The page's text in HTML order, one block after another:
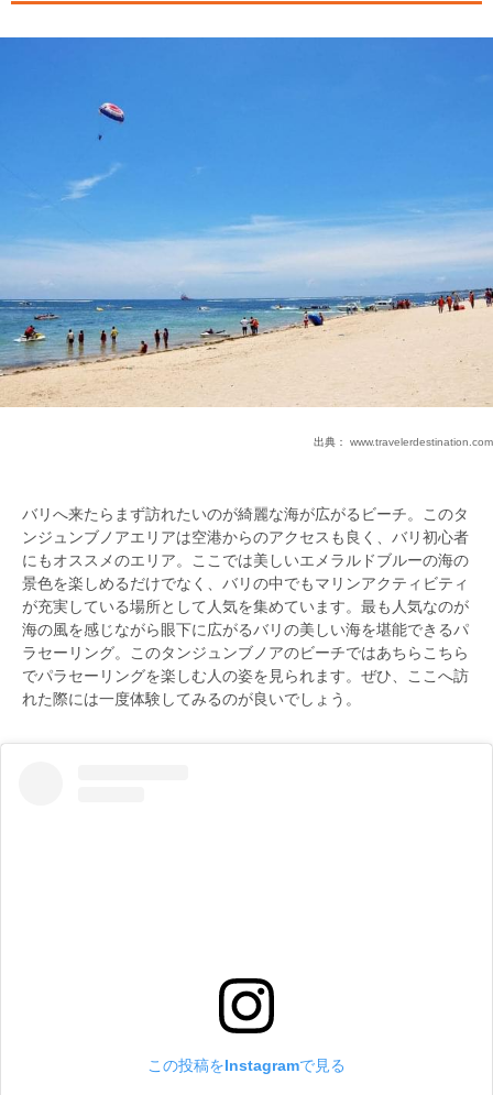
出典： www.travelerdestination.com
バリへ来たらまず訪れたいのが綺麗な海が広がるビーチ。このタ
ンジュンブノアエリアは空港からのアクセスも良く、バリ初心者
にもオススメのエリア。ここでは美しいエメラルドブルーの海の
景色を楽しめるだけでなく、バリの中でもマリンアクティビティ
が充実している場所として人気を集めています。最も人気なのが
海の風を感じながら眼下に広がるバリの美しい海を堪能できるパ
ラセーリング。このタンジュンブノアのビーチではあちらこちら
でパラセーリングを楽しむ人の姿を見られます。ぜひ、ここへ訪
れた際には一度体験してみるのが良いでしょう。
この投稿をInstagramで見る